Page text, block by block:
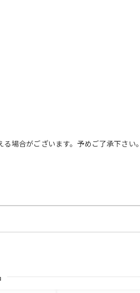
場合がございます。予めご了承下さい。